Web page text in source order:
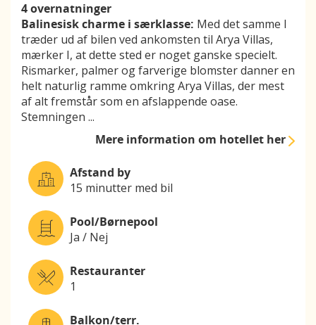
4 overnatninger
Balinesisk charme i særklasse: Med det samme I
træder ud af bilen ved ankomsten til Arya Villas,
mærker I, at dette sted er noget ganske specielt.
Rismarker, palmer og farverige blomster danner en
helt naturlig ramme omkring Arya Villas, der mest
af alt fremstår som en afslappende oase.
Stemningen ...
Mere informationom hotellet her
Afstand by
15 minutter med bil
Pool/Børnepool
Ja / Nej
Restauranter
1
Balkon/terr.